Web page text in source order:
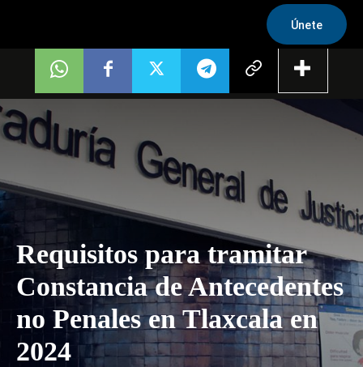
Únete
Requisitos para tramitar
Constancia de Antecedentes
no Penales en Tlaxcala en
2024